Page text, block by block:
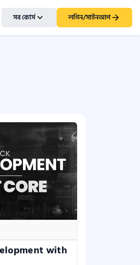
সব কোর্স লগিন/সাইনআপ
with